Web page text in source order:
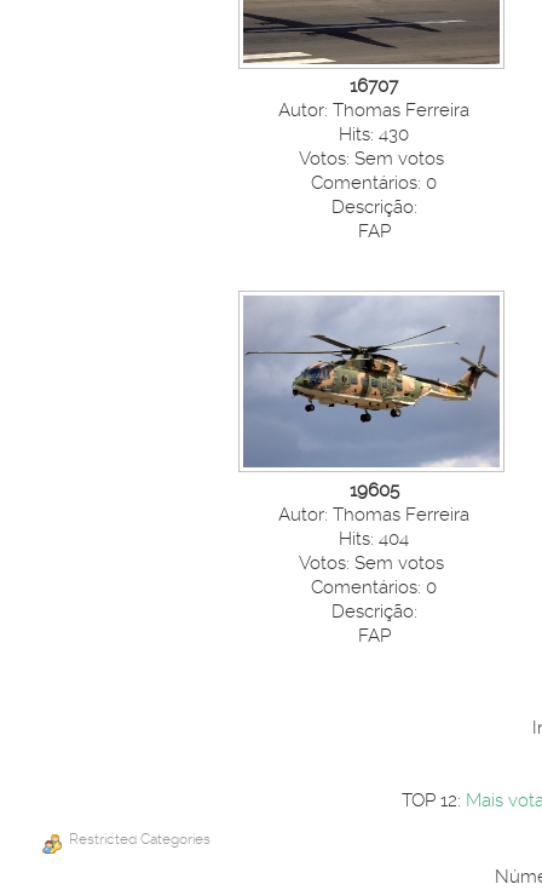
16707
Autor: Thomas Ferreira
Hits: 430
Votos: Sem votos
Comentários: 0
Descrição:
FAP
19605
Autor: Thomas Ferreira
Hits: 404
Votos: Sem votos
Comentários: 0
Descrição:
FAP
TOP 12: Mais
Restricted Categories